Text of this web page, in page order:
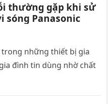
thường gặp khi sử
sóng Panasonic
trong những thiết bị gia
đình tin dùng nhờ chất